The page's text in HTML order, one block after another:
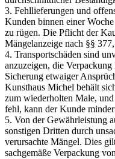
3. Fehllieferungen und
Kunden binnen einer
zu rügen. Die Pflicht der
Mängelanzeige nach §§
4. Transportschäden sind
anzuzeigen, die
Sicherung etwaiger
Kunsthaus Michel behält
zum wiederholten Male,
fehl, kann der Kunde
5. Von der Gewährleistung
sonstigen Dritten durch
verursachte Mängel. Dies
sachgemäße Verpackung